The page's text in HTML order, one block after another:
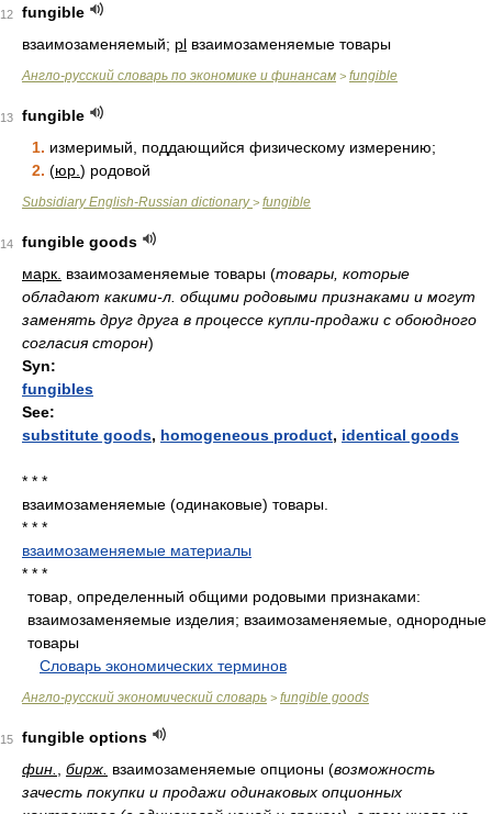
12
fungible
взаимозаменяемый; pl взаимозаменяемые товары
Англо-русский словарь по экономике и финансам > fungible
13
fungible
1. измеримый, поддающийся физическому измерению;
2. (юр. ) родовой
Subsidiary English-Russian dictionary> fungible
14
fungible goods
марк. взаимозаменяемые товары (товары, которые
обладают какими-л. общими родовыми признаками и могут
заменять друг друга в процессе купли-продажи с обоюдного
согласия сторон)
Syn:
fungibles
See:
substitute goods, homogeneous product, identical goods
* * *
взаимозаменяемые (одинаковые) товары.
* * *
взаимозаменяемые материалы
* * *
товар, определенный общими родовыми признаками:
взаимозаменяемые изделия; взаимозаменяемые, однородные
товары
Словарь экономических терминов
Англо-русский экономический словарь > fungible goods
15
fungible options
фин.
бирж. взаимозаменяемые опционы (возможность
зачесть покупки и продажи одинаковых опционных